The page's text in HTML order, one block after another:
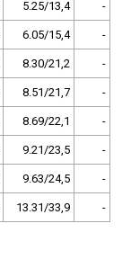
5.25/13,4 -
6.05/15,4 -
8.30/21,2 -
8.51/21,7 -
8.69/22,1 -
9.21/23,5 -
9.63/24,5 -
13.31/33,9 -